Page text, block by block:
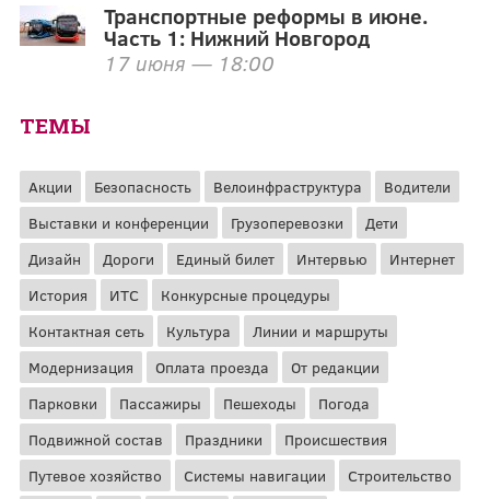
Транспортные реформы в июне.
Часть 1: Нижний Новгород
17 июня — 18:00
ТЕМЫ
Акции Безопасность Велоинфраструктура
Водители
Выставки и конференции
Грузоперевозки
Дети
Дизайн
Дороги Единый билет Интервью
Интернет
История
ИТС
Конкурсные процедуры
Контактная сеть
Культура
Линии и маршруты
Модернизация
Оплата проезда
От редакции
Парковки
Пассажиры Пешеходы
Погода
Подвижной состав
Праздники
Происшествия
Путевое хозяйство
Системы навигации Строительство